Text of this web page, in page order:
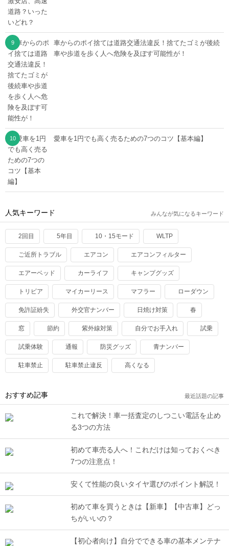
車からのポイ捨ては道路交通法違反！捨てたゴミが後続
車や歩道を歩く人へ危険を及ぼす可能性が！
愛車を1円でも高く売るための7つのコツ【基本編】
人気キーワード みんなが気になるキーワード
2回目 5年目 10・15モード WLTP
ご近所トラブル エアコン エアコンフィルター
エアーベッド カーライフ キャンプグッズ
トリビア マイカーリース マフラー ローダウン
免許証紛失 外交官ナンバー 日焼け対策 春
窓 節約 紫外線対策 自分でお手入れ 試乗
試乗体験 通報 防災グッズ 青ナンバー
駐車禁止 駐車禁止違反 高くなる
おすすめ記事 最近話題の記事
これで解決！車一括査定のしつこい電話を止め
る3つの方法
初めて車売る人へ！これだけは知っておくべき
7つの注意点！
安くて性能の良いタイヤ選びのポイント解説！
初めて車を買うときは【新車】【中古車】どっ
ちがいいの？
【初心者向け】自分でできる車の基本メンテナ